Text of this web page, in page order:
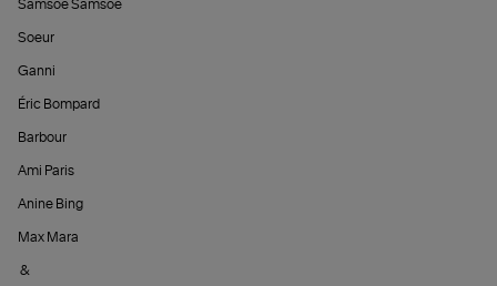
Samsoe Samsoe
Soeur
Ganni
Éric Bompard
Barbour
Ami Paris
Anine Bing
Max Mara
&